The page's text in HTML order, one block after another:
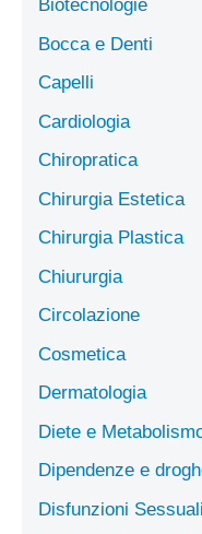
Biotecnologie
Bocca e Denti
Capelli
Cardiologia
Chiropratica
Chirurgia Estetica
Chirurgia Plastica
Chiururgia
Circolazione
Cosmetica
Dermatologia
Diete e
Dipendenze e
Disfunzioni Sessuali